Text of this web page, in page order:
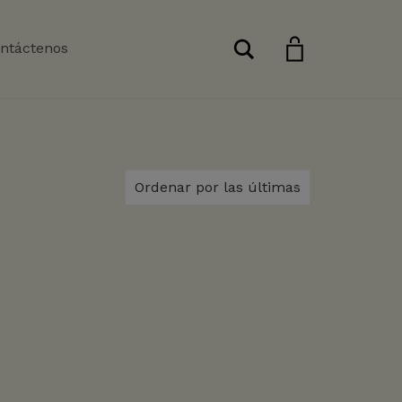
Buscar
Ordenar por las últimas